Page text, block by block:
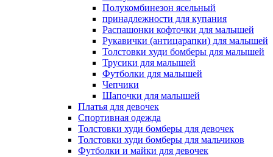
Полукомбинезон ясельный
принадлежности для купания
Распашонки кофточки для малышей
Рукавички (антицарапки) для малышей
Толстовки худи бомберы для малышей
Трусики для малышей
Футболки для малышей
Чепчики
Шапочки для малышей
Платья для девочек
Спортивная одежда
Толстовки худи бомберы для девочек
Толстовки худи бомберы для мальчиков
Футболки и майки для девочек